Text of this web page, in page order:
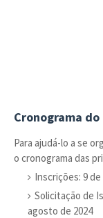
Cronograma
Para ajudá-lo a se
o cronograma das
Inscrições: 9
Solicitação de
agosto de 2024